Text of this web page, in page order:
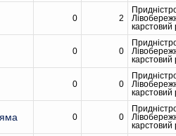
0 2
карстовий
0 0
карстовий
0 0
карстовий
0 0
карстовий